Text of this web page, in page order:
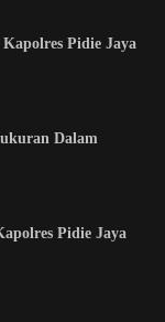
Pidie Jaya
Dalam
Pidie Jaya